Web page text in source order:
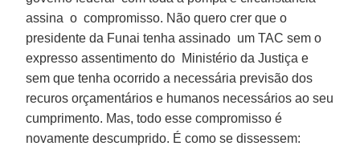
assina o compromisso. Não quero crer que o
presidente da Funai tenha assinado um TAC sem o
expresso assentimento do Ministério da Justiça e
sem que tenha ocorrido a necessária previsão dos
recuros orçamentários e humanos necessários ao seu
cumprimento. Mas, todo esse compromisso é
novamente descumprido. É como se dissessem: